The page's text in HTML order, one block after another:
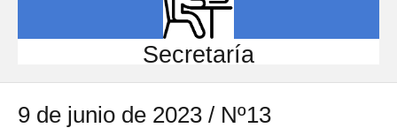
INVESTIGACIÓN
INTERNACIONAL
Secretaría
9 de junio de 2023 / Nº13